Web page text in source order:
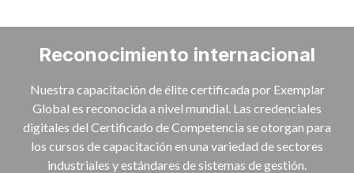
Reconocimiento internacional
Nuestra capacitación de élite certificada por Exemplar
Global es reconocida a nivel mundial. Las credenciales
digitales del Certificado de Competencia se otorgan para
los cursos de capacitación en una variedad de sectores
industriales y estándares de sistemas de gestión.